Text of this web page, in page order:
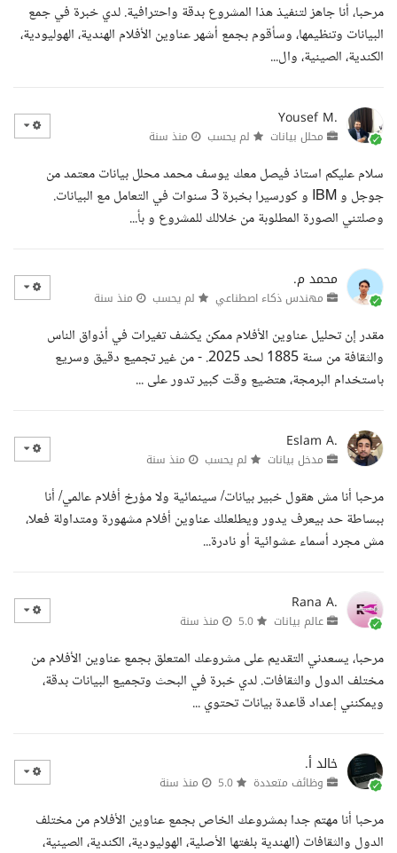
مرحبا، أنا جاهز لتنفيذ هذا المشروع بدقة واحترافية. لدي خبرة في جمع
البيانات وتنظيمها، وسأقوم بجمع أشهر عناوين الأفلام الهندية، الهوليودية،
الكندية، الصينية، وال...
Yousef M.
محلل بيانات لم يحسب منذ سنة
سلام عليكم استاذ فيصل معك يوسف محمد محلل بيانات معتمد من
جوجل و IBM و كورسيرا بخبرة 3 سنوات في التعامل مع البيانات.
وصلتني الصورة المطلوبة من خلالك للمشروع و بأ...
محمد م.
مهندس ذكاء اصطناعي لم يحسب منذ سنة
مقدر إن تحليل عناوين الأفلام ممكن يكشف تغيرات في أذواق الناس
والثقافة من سنة 1885 لحد 2025. - من غير تجميع دقيق وسريع
باستخدام البرمجة، هتضيع وقت كبير تدور على ...
Eslam A.
مدخل بيانات لم يحسب منذ سنة
مرحبا أنا مش هقول خبير بيانات/ سينمائية ولا مؤرخ أفلام عالمي/ أنا
ببساطة حد بيعرف يدور ويطلعلك عناوين أفلام مشهورة ومتداولة فعلا،
مش مجرد أسماء عشوائية أو نادرة...
Rana A.
عالم بيانات منذ سنة
مرحبا، يسعدني التقديم على مشروعك المتعلق بجمع عناوين الأفلام من
مختلف الدول والثقافات. لدي خبرة في البحث وتجميع البيانات بدقة،
ويمكنني إعداد قاعدة بيانات تحتوي ...
خالد أ.
وظائف متعددة منذ سنة
مرحبا أنا مهتم جدا بمشروعك الخاص بجمع عناوين الأفلام من مختلف
الدول والثقافات (الهندية بلغتها الأصلية، الهوليودية، الكندية، الصينية،